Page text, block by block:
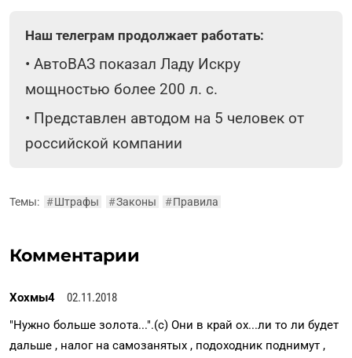
Наш телеграм продолжает работать:
• АвтоВАЗ показал Ладу Искру
мощностью более 200 л. с.
• Представлен автодом на 5 человек от
российской компании
Темы: #Штрафы #Законы #Правила
Комментарии
Хохмы4
02.11.2018
"Нужно больше золота...".(c) Они в край ох...ли то ли будет
дальше , налог на самозанятых , подоходник поднимут ,